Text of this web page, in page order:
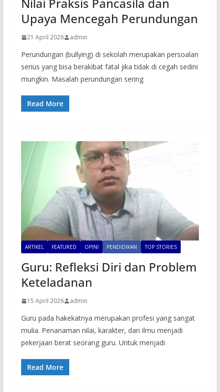
Nilai Praksis Pancasila dan
Upaya Mencegah Perundungan
21 April 2026 admin
Perundungan (bullying) di sekolah merupakan persoalan
serius yang bisa berakibat fatal jika tidak di cegah sedini
mungkin. Masalah perundungan sering
Read More
ARTIKEL FEATURED OPINI PENDIDIKAN TOP STORIES
Guru: Refleksi Diri dan Problem
Keteladanan
15 April 2026 admin
Guru pada hakekatnya merupakan profesi yang sangat
mulia. Penanaman nilai, karakter, dan ilmu menjadi
pekerjaan berat seorang guru. Untuk menjadi
Read More